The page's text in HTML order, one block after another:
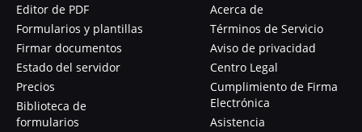
Editor de PDF
Formularios y plantillas
Firmar documentos
Estado del servidor
Precios
Biblioteca de
formularios
Acerca de
Términos de Servicio
Aviso de privacidad
Centro Legal
Cumplimiento de Firma
Electrónica
Asistencia